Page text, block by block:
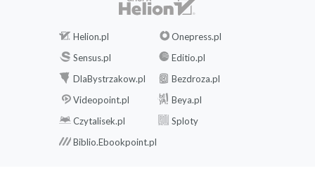
Helion.pl
Onepress.pl
Sensus.pl
Editio.pl
DlaBystrzakow.pl
Bezdroza.pl
Videopoint.pl
Beya.pl
Czytalisek.pl
Sploty
Biblio.Ebookpoint.pl